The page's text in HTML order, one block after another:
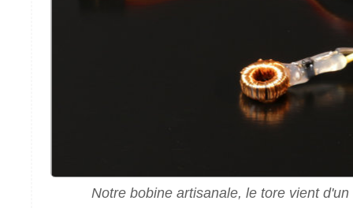
Notre bobine artisanale, le tore vient